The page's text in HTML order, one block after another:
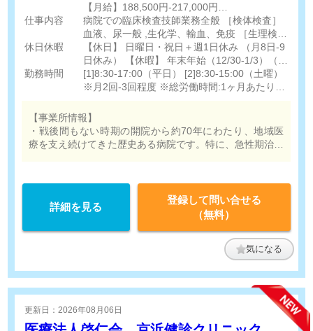
【月給】188,500円-217,000円
［内訳］
基本給 146,500円-175,000円
勤務手当 5,000円
資格手当 12,000円（臨床検査技師資格）
危険手当 5,000円
早番遅番手当 10,000円
はありません
調整手当 10,000円
誕生日月のお祝い金支給
【時給】
仕事内容
病院での臨床検査技師業務全般 ［検体検査］
血液、尿一般 ,生化学、輸血、免疫 ［生理検
査］心電図、負荷心電図、ホルター、肺機能
［エコー］心臓・頸動脈 ［その他］採血
休日休暇
【休日】 日曜日・祝日＋週1日休み （月8日-9
日休み） 【休暇】 年末年始（12/30-1/3）（5
日間） 有給休暇:入職後すぐに5日付与（消化
率96％）、6ヶ月後に残り5日を付与 慶弔休暇
有)復職率高 子の看護休暇・育児目的休暇:未就
学児1人につき年5日 介護休業・介護休暇 特別
休暇: 入職時特別休暇: 3日（入職3か月経過
後-1年以内に使用可） 夏季特別休暇: 2日（入
勤務時間
[1]8:30-17:00（平日） [2]8:30-15:00（土曜）
※月2回-3回程度 ※総労働時間:1ヶ月あたり
【事業所情報】
・戦後間もない時期の開院から約70年にわたり、地域医
療を支え続けてきた歴史ある病院です。特に、急性期治療
能しております。
詳細を見る
登録して問い合せる
（無料）
気になる
更新日：2026年08月06日